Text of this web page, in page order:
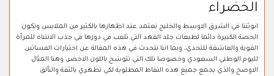
الخضراء
انوثتنا في الشرق الاوسط والخليج نعتمد عند اظهارها بالكثير من الملابس وتكون
الحصة الكبيرة دائما لطبعات جلد الفهد التي تلعب في دورها في جذب الانتباه للمرأة
القوية والعاشقة للتحدي، وبما اننا نتحدث في هذه المقالة عن اختيارات الفساتين
لليوم الوطني السعودي وخصوصا تلك التي تتوشح باللون الاخضر، وهنا المثال
الاوضح والذي يجمع جميع هذه النقاط المطلوبة لكي تظهري بالثقة والتألق